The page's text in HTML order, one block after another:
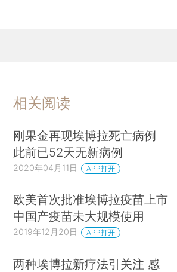
相关阅读
刚果金再现埃博拉死亡病例
此前已52天无新病例
2020年04月11日 APP打开
欧美首次批准埃博拉疫苗上市
中国产疫苗未大规模使用
2019年12月20日 APP打开
两种埃博拉新疗法引关注 感